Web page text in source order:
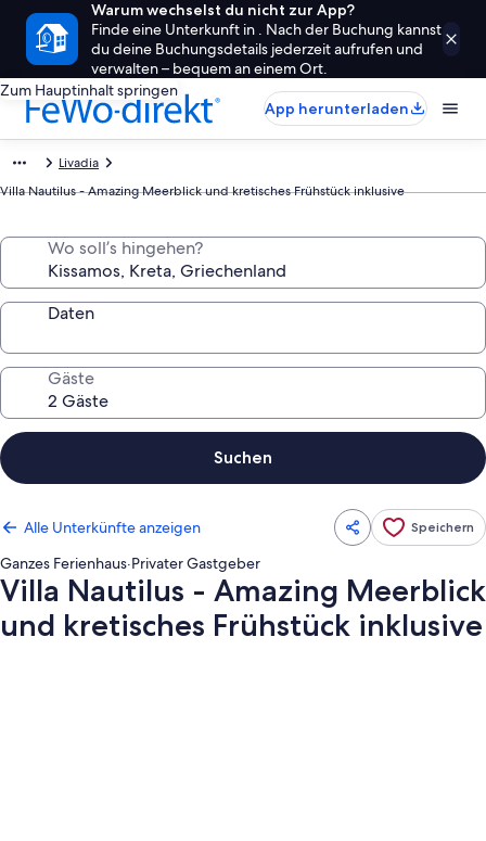
Warum wechselst du nicht zur App?
Finde eine Unterkunft in . Nach der Buchung kannst
du deine Buchungsdetails jederzeit aufrufen und
verwalten – bequem an einem Ort.
Zum Hauptinhalt springen
App herunterladen
Livadia
Villa Nautilus - Amazing Meerblick und kretisches Frühstück inklusive
Wo soll’s hingehen?
Daten
Gäste
Suchen
Alle Unterkünfte anzeigen Speichern
Ganzes Ferienhaus·Privater Gastgeber
Villa Nautilus - Amazing Meerblick
und kretisches Frühstück inklusive